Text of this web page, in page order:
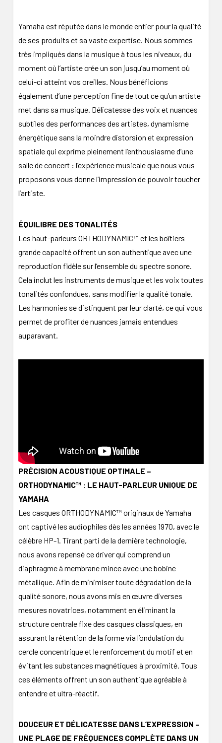
Yamaha est réputée dans le monde entier pour la qualité
de ses produits et sa vaste expertise. Nous sommes
très impliqués dans la musique à tous les niveaux, du
moment où l’artiste crée un son jusqu’au moment où
celui-ci atteint vos oreilles. Nous bénéficions
également d’une perception fine de tout ce qu’un artiste
met dans sa musique. Délicatesse des voix et nuances
subtiles des performances des artistes, dynamisme
énergétique sans la moindre distorsion et expression
spatiale qui exprime pleinement l’enthousiasme d’une
salle de concert : l’expérience musicale que nous vous
proposons vous donne l’impression de pouvoir toucher
l’artiste.
ÉQUILIBRE DES TONALITÉS
Les haut-parleurs ORTHODYNAMIC™ et les boîtiers
grande capacité offrent un son authentique avec une
reproduction fidèle sur l’ensemble du spectre sonore.
Cela inclut les instruments de musique et les voix toutes
tonalités confondues, sans modifier la qualité tonale.
Les harmonies se distinguent par leur clarté, ce qui vous
permet de profiter de nuances jamais entendues
auparavant.
PRÉCISION ACOUSTIQUE OPTIMALE –
ORTHODYNAMIC™ : LE HAUT-PARLEUR UNIQUE DE
YAMAHA
Les casques ORTHODYNAMIC™ originaux de Yamaha
ont captivé les audiophiles dès les années 1970, avec le
célèbre HP-1. Tirant parti de la dernière technologie,
nous avons repensé ce driver qui comprend un
diaphragme à membrane mince avec une bobine
métallique. Afin de minimiser toute dégradation de la
qualité sonore, nous avons mis en œuvre diverses
mesures novatrices, notamment en éliminant la
structure centrale fixe des casques classiques, en
assurant la rétention de la forme via l’ondulation du
cercle concentrique et le renforcement du motif et en
évitant les substances magnétiques à proximité. Tous
ces éléments offrent un son authentique agréable à
entendre et ultra-réactif.
DOUCEUR ET DÉLICATESSE DANS L’EXPRESSION –
UNE PLAGE DE FRÉQUENCES COMPLÈTE DANS UN